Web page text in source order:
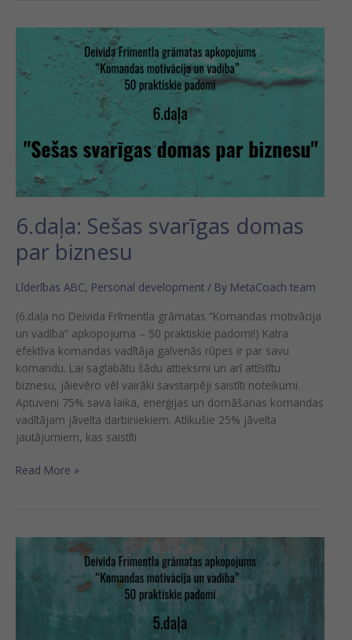
6.daļa: Sešas svarīgas domas
par biznesu
Līderības ABC, Personal development / By MetaCoach team
(6.daļa no Deivida Frīmentla grāmatas “Komandas motivācija
un vadība” apkopojuma – 50 praktiskie padomi!) Katra
efektīva komandas vadītāja galvenās rūpes ir par savu
komandu. Lai saglabātu šādu attieksmi un arī attīstītu
biznesu, jāievēro vēl vairāki savstarpēji saistīti noteikumi.
Aptuveni 75% sava laika, enerģijas un domāšanas komandas
vadītājam jāvelta darbiniekiem. Atlikušie 25% jāvelta
jautājumiem, kas saistīti
6.daļa:
svarīgas
domas
Read More »
uzlabošana